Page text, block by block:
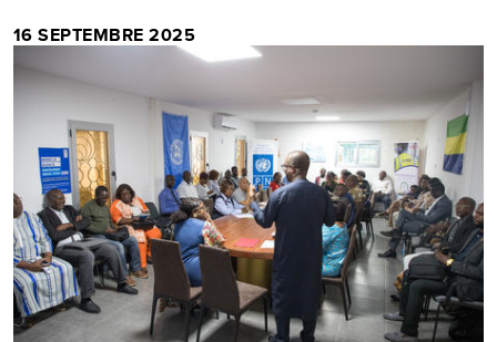
16 SEPTEMBRE 2025